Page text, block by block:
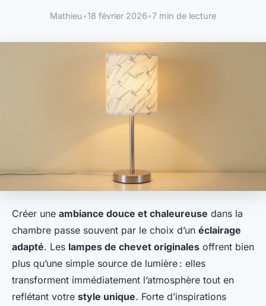
Mathieu•18 février 2026•7 min de lecture
Créer une ambiance douce et chaleureuse dans la
chambre passe souvent par le choix d’un éclairage
adapté. Les lampes de chevet originales offrent bien
plus qu’une simple source de lumière : elles
transforment immédiatement l’atmosphère tout en
reflétant votre style unique. Forte d’inspirations